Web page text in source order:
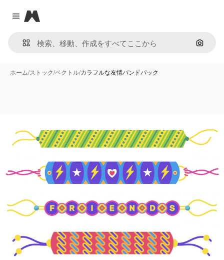
Close menu
Magnific
画像で
ホーム/ストック/ベクトル/カラフルな友情バンドパック